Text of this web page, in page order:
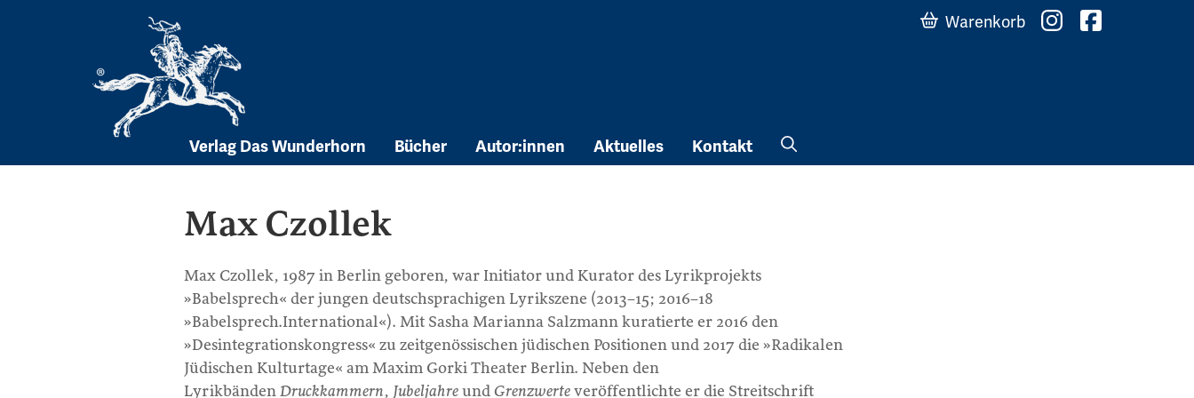
Verlag Das Wunderhorn Bücher Autor:innen Aktuelles Kontakt
Warenkorb
Max Czollek
Max Czollek, 1987 in Berlin geboren, war Initiator und Kurator des Lyrikprojekts
»Babelsprech« der jungen deutschsprachigen Lyrikszene (2013–15; 2016–18
»Babelsprech.International«). Mit Sasha Marianna Salzmann kuratierte er 2016 den
»Desintegrationskongress« zu zeitgenössischen jüdischen Positionen und 2017 die »Radikalen
Jüdischen Kulturtage« am Maxim Gorki Theater Berlin. Neben den
Lyrikbänden Druckkammern, Jubeljahre und Grenzwerte veröffentlichte er die Streitschrift